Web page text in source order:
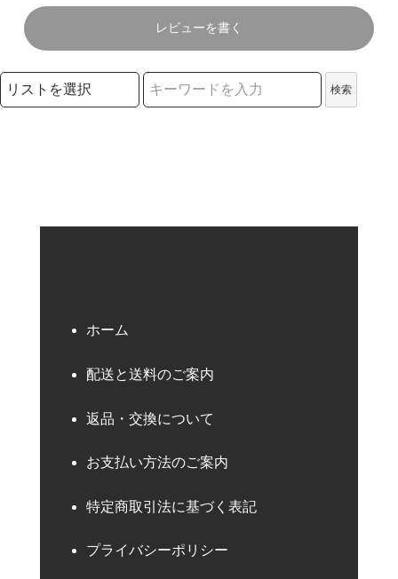
レビューを書く
検索リストの選択
検索
ホーム
配送と送料のご案内
返品・交換について
お支払い方法のご案内
特定商取引法に基づく表記
プライバシーポリシー